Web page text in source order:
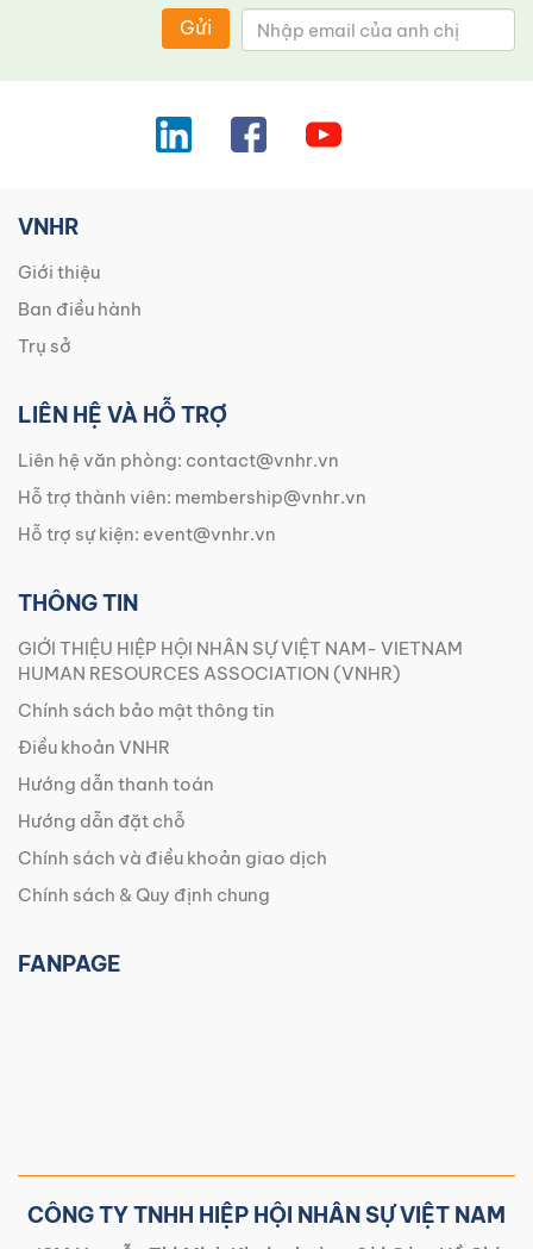
Gửi
VNHR
Giới thiệu
Ban điều hành
Trụ sở
LIÊN HỆ VÀ HỖ TRỢ
Liên hệ văn phòng: contact@vnhr.vn
Hỗ trợ thành viên: membership@vnhr.vn
Hỗ trợ sự kiện: event@vnhr.vn
THÔNG TIN
GIỚI THIỆU HIỆP HỘI NHÂN SỰ VIỆT NAM- VIETNAM
HUMAN RESOURCES ASSOCIATION (VNHR)
Chính sách bảo mật thông tin
Điều khoản VNHR
Hướng dẫn thanh toán
Hướng dẫn đặt chỗ
Chính sách và điều khoản giao dịch
Chính sách & Quy định chung
FANPAGE
CÔNG TY TNHH HIỆP HỘI NHÂN SỰ VIỆT NAM